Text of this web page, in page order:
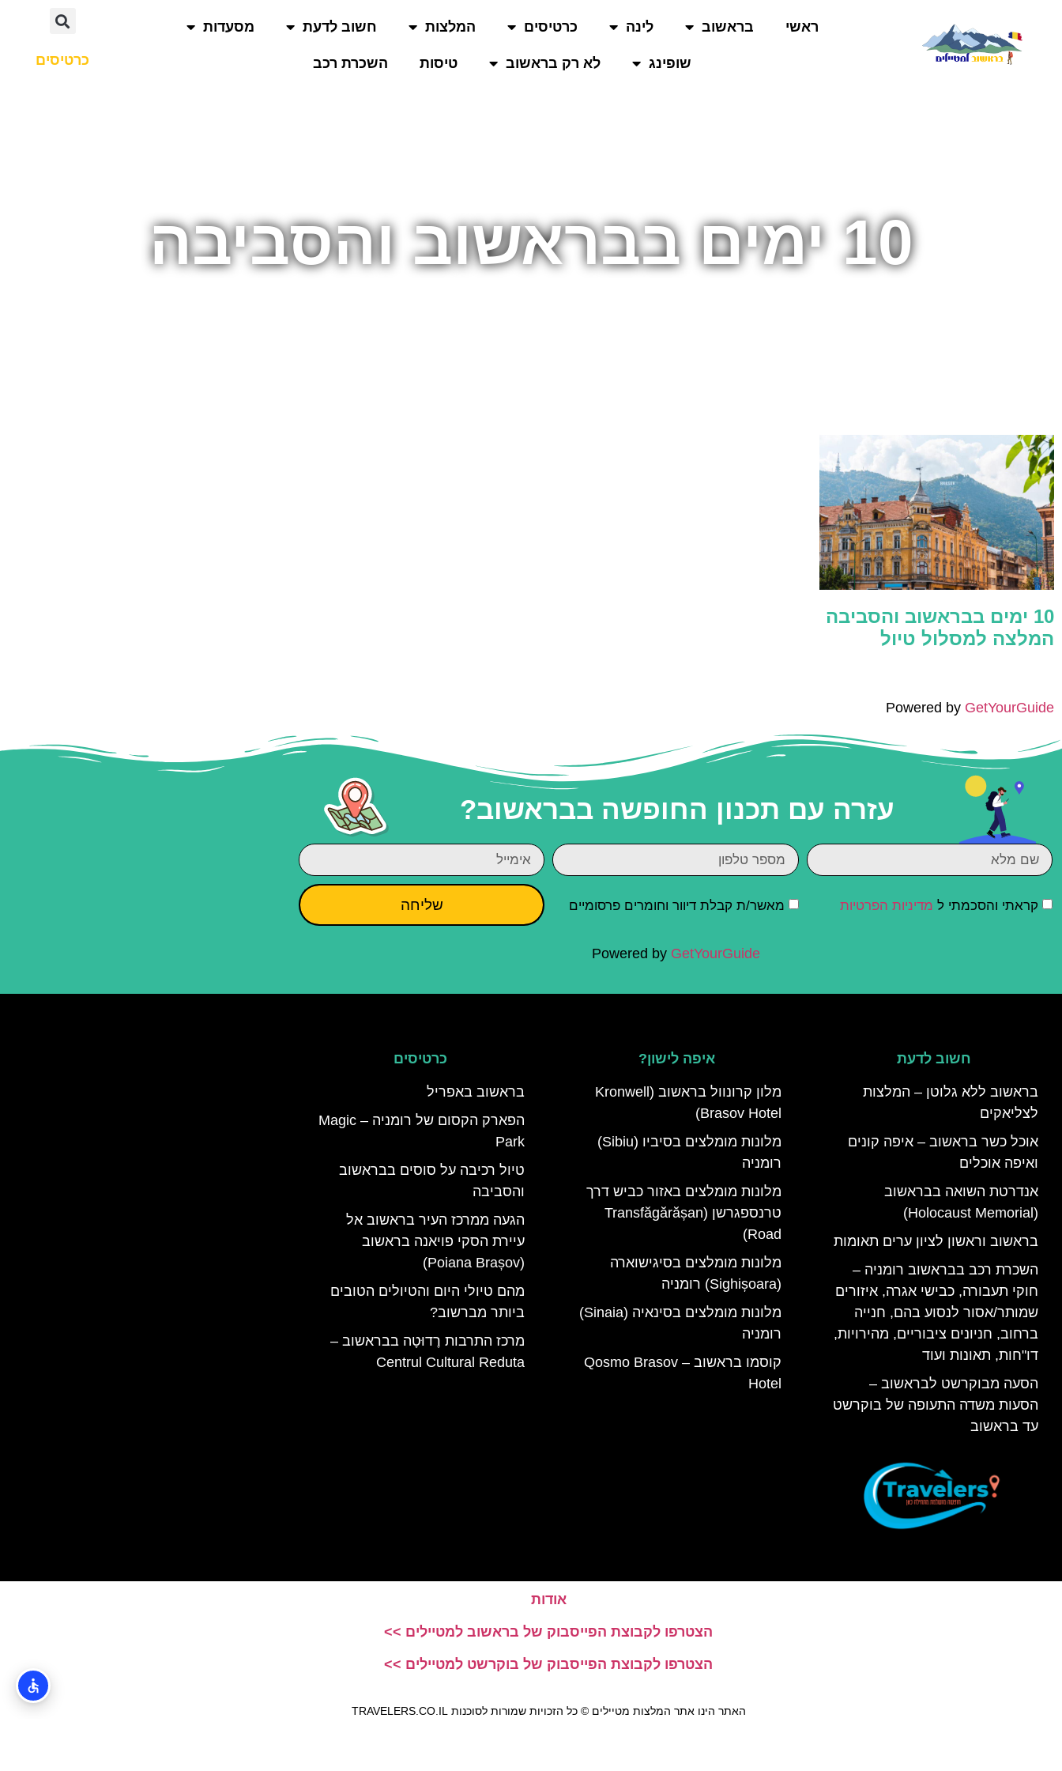
ראשי בראשוב לינה כרטיסים המלצות חשוב לדעת מסעדות
שופינג לא רק בראשוב טיסות השכרת רכב כרטיסים
10 ימים בבראשוב והסביבה
10 ימים בבראשוב והסביבה
המלצה למסלול טיול
Powered by GetYourGuide
עזרה עם תכנון החופשה בבראשוב?
קראתי והסכמתי ל מדיניות הפרטיות מאשר/ת קבלת דיוור וחומרים פרסומיים שליחה
Powered by GetYourGuide
חשוב לדעת
בראשוב ללא גלוטן – המלצות
לצליאקים
אוכל כשר בראשוב – איפה קונים
ואיפה אוכלים
אנדרטת השואה בבראשוב
(Holocaust Memorial)
בראשוב וראשון לציון ערים תאומות
השכרת רכב בבראשוב רומניה –
חוקי תעבורה, כבישי אגרה, איזורים
שמותר/אסור לנסוע בהם, חנייה
ברחוב, חניונים ציבוריים, מהירויות,
דו"חות, תאונות ועוד
הסעה מבוקרשט לבראשוב –
הסעות משדה התעופה של בוקרשט
עד בראשוב
איפה לישון?
מלון קרונוול בראשוב (Kronwell
Brasov Hotel)
מלונות מומלצים בסיביו (Sibiu)
רומניה
מלונות מומלצים באזור כביש דרך
טרנספגרשן (Transfăgărășan
Road)
מלונות מומלצים בסיגישוארה
(Sighișoara) רומניה
מלונות מומלצים בסינאיה (Sinaia)
רומניה
קוסמו בראשוב – Qosmo Brasov
Hotel
כרטיסים
בראשוב באפריל
הפארק הקסום של רומניה – Magic
Park
טיול רכיבה על סוסים בבראשוב
והסביבה
הגעה ממרכז העיר בראשוב אל
עיירת הסקי פויאנה בראשוב
(Poiana Brașov)
מהם טיולי היום והטיולים הטובים
ביותר מברשוב?
מרכז התרבות רֶדוּטָה בבראשוב –
Centrul Cultural Reduta
אודות
הצטרפו לקבוצת הפייסבוק של בראשוב למטיילים >>
הצטרפו לקבוצת הפייסבוק של בוקרשט למטיילים >>
האתר הינו אתר המלצות מטיילים © כל הזכויות שמורות לסוכנות TRAVELERS.CO.IL